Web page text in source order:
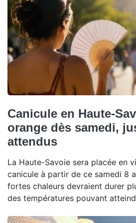
Canicule en Haute-
orange dès samedi,
attendus
La Haute-Savoie sera placée en
canicule à partir de ce samedi 8
fortes chaleurs devraient durer
des températures pouvant